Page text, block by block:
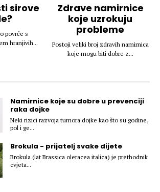
sirove
povrće s
hranjivih...
Zdrave namirnice
koje uzrokuju
probleme
Postoji veliki broj zdravih namirnica
koje mogu biti dobre z...
Namirnice koje su dobre u prevenciji
raka dojke
Neki rizici razvoja tumora dojke kao što su godine,
pol i ge...
Brokula - prijatelj svake dijete
Brokula (lat Brassica oleracea italica) je prethodnik
cvjeta...